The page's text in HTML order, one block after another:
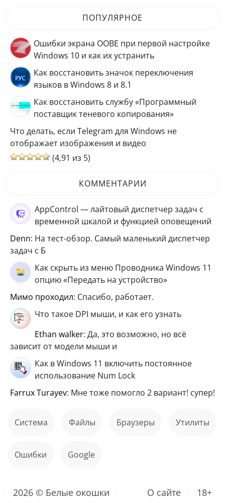
ПОПУЛЯРНОЕ
Ошибки экрана OOBE при первой настройке
Windows 10 и как их устранить
Как восстановить значок переключения
языков в Windows 8 и 8.1
Как восстановить службу «Программный
поставщик теневого копирования»
Что делать, если Telegram для Windows не
отображает изображения и видео
(4,91 из 5)
КОММЕНТАРИИ
AppControl — лайтовый диспетчер задач с
временной шкалой и функцией оповещений
Denn: На тест-обзор. Самый маленький диспетчер
задач с Б
Как скрыть из меню Проводника Windows 11
опцию «Передать на устройство»
мимо проходил: Спасибо, работает.
Что такое DPI мыши, и как его узнать
ethan walker: Да, это возможно, но всё
зависит от модели мыши и
Как в Windows 11 включить постоянное
использование Num Lock
Farrux Turayev: Мне тоже помогло 2 вариант! супер!
Система файлы Браузеры Утилиты
ошибки Google
2026 © Белые окошки О сайте 18+